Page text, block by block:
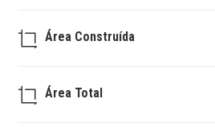
Área Construída
Área Total